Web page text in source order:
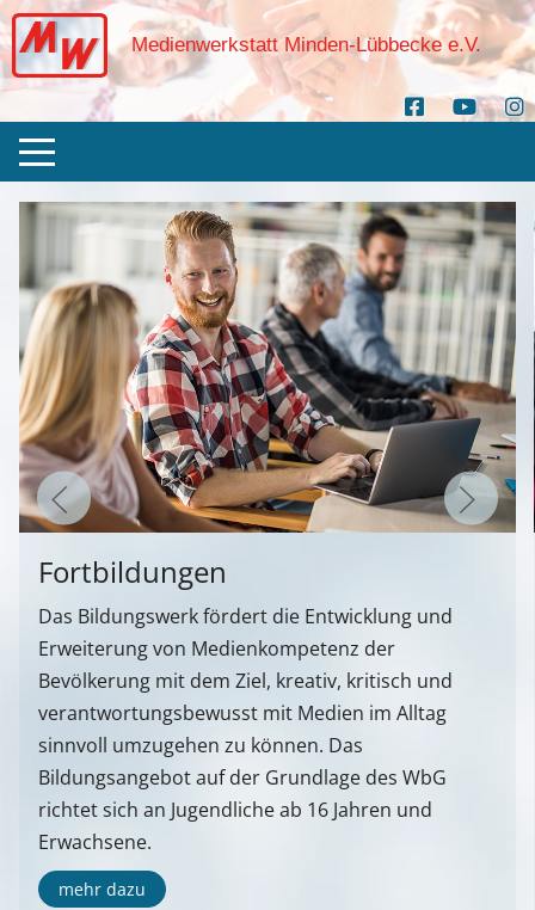
Medienwerkstatt Minden-Lübbecke e.V.
Fortbildungen
Das Bildungswerk fördert die Entwicklung und
Erweiterung von Medienkompetenz der
Bevölkerung mit dem Ziel, kreativ, kritisch und
verantwortungsbewusst mit Medien im Alltag
sinnvoll umzugehen zu können. Das
Bildungsangebot auf der Grundlage des WbG
richtet sich an Jugendliche ab 16 Jahren und
Erwachsene.
mehr dazu